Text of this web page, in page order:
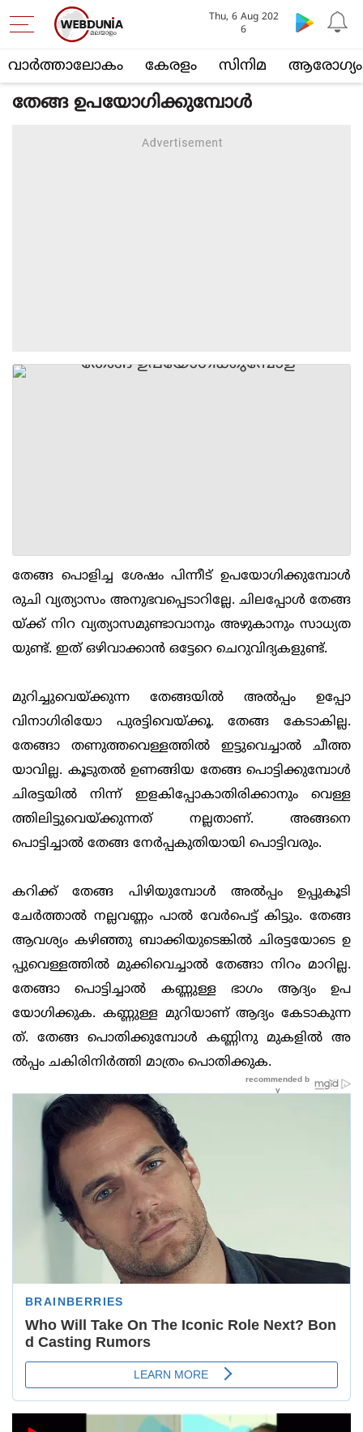
വാര്‍ത്താലോകം കേരളം സിനിമ ആരോഗ്യം
Thu, 6 Aug 202
6
തേങ്ങ ഉപയോഗിക്കുമ്പോള്‍
തേങ്ങ പൊളിച്ച ശേഷം പിന്നീട് ഉപയോഗിക്കുമ്പോള്‍
രുചി വ്യത്യാസം അനുഭവപ്പെടാറില്ലേ. ചിലപ്പോള്‍ തേങ്ങ
യ്ക്ക് നിറ വ്യത്യാസമുണ്ടാവാനും അഴുകാനും സാധ്യത
യുണ്ട്. ഇത് ഒഴിവാക്കാന്‍ ഒട്ടേറെ ചെറുവിദ്യകളുണ്ട്.
മുറിച്ചുവെയ്ക്കുന്ന തേങ്ങയില്‍ അല്‍പ്പം ഉപ്പോ
വിനാഗിരിയോ പുരട്ടിവെയ്ക്കൂ. തേങ്ങ കേടാകില്ല.
തേങ്ങാ തണുത്തവെള്ളത്തില്‍ ഇട്ടുവെച്ചാ‍ല്‍ ചീത്ത
യാവില്ല. കൂടുതല്‍ ഉണങ്ങിയ തേങ്ങ പൊട്ടിക്കുമ്പോള്‍
ചിരട്ടയില്‍ നിന്ന് ഇളകിപ്പോകാതിരിക്കാനും വെള്ള
ത്തിലിട്ടുവെയ്ക്കുന്നത് നല്ലതാണ്. അങ്ങനെ
പൊട്ടിച്ചാല്‍ തേങ്ങ നേര്‍പ്പകുതിയായി പൊട്ടിവരും.
കറിക്ക് തേങ്ങ പിഴിയുമ്പോള്‍ അല്‍പ്പം ഉപ്പുകൂടി
ചേര്‍ത്താല്‍ നല്ലവണ്ണം പാല്‍ വേര്‍പെട്ട് കിട്ടും. തേങ്ങ
ആവശ്യം കഴിഞ്ഞു ബാക്കിയുടെങ്കില്‍ ചിരട്ടയോടെ ഉ
പ്പുവെള്ളത്തില്‍ മുക്കിവെച്ചാല്‍ തേങ്ങാ നിറം മാറില്ല.
തേങ്ങാ പൊട്ടിച്ചാല്‍ കണ്ണുള്ള ഭാഗം ആദ്യം ഉപ
യോഗിക്കുക. കണ്ണുള്ള മുറിയാണ് ആദ്യം കേടാകുന്ന
ത്. തേങ്ങ പൊതിക്കുമ്പോള്‍ കണ്ണിനു മുകളില്‍ അ
ല്‍പ്പം ചകിരിനിര്‍ത്തി മാത്രം പൊതിക്കുക.